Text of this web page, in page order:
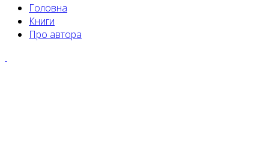
Головна
Книги
Про автора